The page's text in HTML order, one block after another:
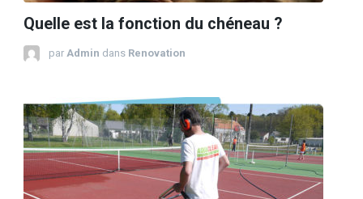
Quelle est la fonction du chéneau ?
par Admin dans Renovation